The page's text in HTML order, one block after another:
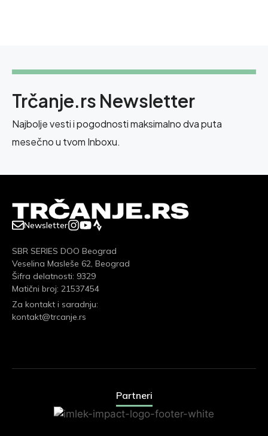
Trčanje.rs Newsletter
Najbolje vesti i pogodnosti maksimalno dva puta
mesečno u tvom Inboxu.
Newsletter
SBR SERIES DOO Beograd
Veselina Masleše 62, Beograd
Šifra delatnosti: 9329
Matični broj: 21537454
Za kontakt i saradnju:
kontakt@trcanje.rs
Partneri